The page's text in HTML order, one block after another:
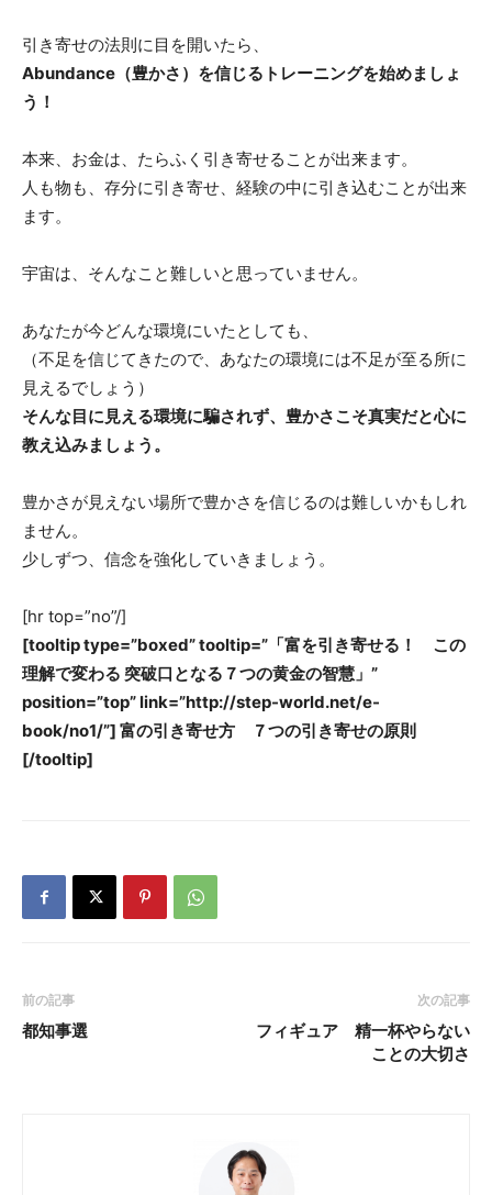
マ
ス
タ
ー
Natural」
引き寄せの法則に目を開いたら、
Abundance（豊かさ）を信じるトレーニングを始めましょ
う！
本来、お金は、たらふく引き寄せることが出来ます。
人も物も、存分に引き寄せ、経験の中に引き込むことが出来
ます。
宇宙は、そんなこと難しいと思っていません。
あなたが今どんな環境にいたとしても、
（不足を信じてきたので、あなたの環境には不足が至る所に
見えるでしょう）
そんな目に見える環境に騙されず、豊かさこそ真実だと心に
教え込みましょう。
豊かさが見えない場所で豊かさを信じるのは難しいかもしれ
ません。
少しずつ、信念を強化していきましょう。
[hr top=”no”/]
[tooltip type=”boxed” tooltip=”「富を引き寄せる！ この
理解で変わる 突破口となる７つの黄金の智慧」”
position=”top” link=”http://step-world.net/e-
book/no1/”] 富の引き寄せ方 ７つの引き寄せの原則
[/tooltip]
前の記事
都知事選
次の記事
フィギュア 精一杯やらない
ことの大切さ